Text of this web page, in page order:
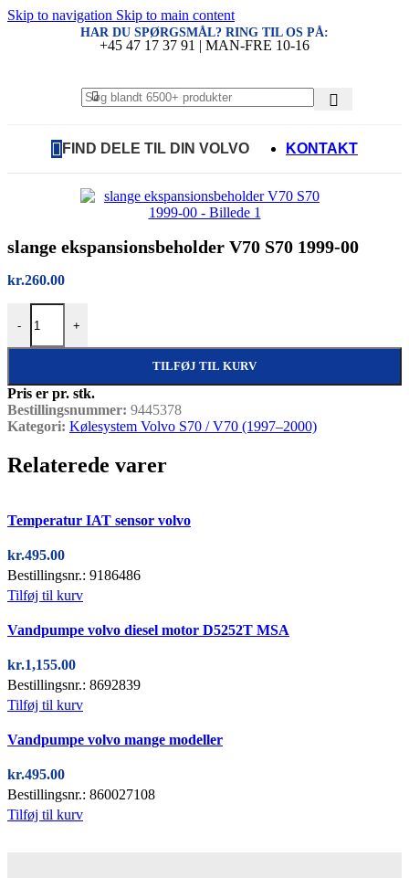
Skip to navigation Skip to main content
HAR DU SPØRGSMÅL? RING TIL OS PÅ:
+45 47 17 37 91 | MAN-FRE 10-16
FIND DELE TIL DIN VOLVO KONTAKT
slange ekspansionsbeholder V70 S70 1999-00
kr.260.00
-
slange ekspansionsbeholder V70 S70 1999-00 antal
+
TILFØJ TIL KURV
Pris er pr. stk.
Bestillingsnummer: 9445378
Kategori: Kølesystem Volvo S70 / V70 (1997–2000)
Relaterede varer
Temperatur IAT sensor volvo
kr.495.00
Bestillingsnr.: 9186486
Tilføj til kurv
Vandpumpe volvo diesel motor D5252T MSA
kr.1,155.00
Bestillingsnr.: 8692839
Tilføj til kurv
Vandpumpe volvo mange modeller
kr.495.00
Bestillingsnr.: 860027108
Tilføj til kurv